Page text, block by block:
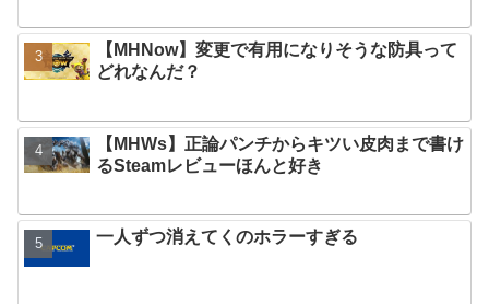
【MHNow】変更で有用になりそうな防具って
どれなんだ？
【MHWs】正論パンチからキツい皮肉まで書け
るSteamレビューほんと好き
一人ずつ消えてくのホラーすぎる